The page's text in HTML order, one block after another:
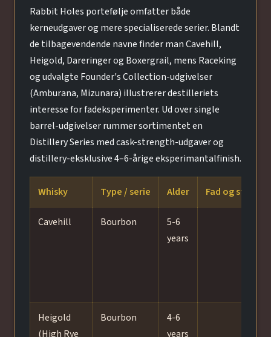
Rabbit Holes portefølje omfatter både
kerneudgaver og mere specialiserede serier. Blandt
de tilbagevendende navne finder man Cavehill,
Heigold, Dareringer og Boxergrail, mens Raceking
og udvalgte Founder's Collection-udgivelser
(Amburana, Mizunara) illustrerer destilleriets
interesse for fadeksperimenter. Ud over single
barrel-udgivelser rummer sortimentet en
Distillery Series med cask-strength-udgaver og
distillery-eksklusive 4–6-årige eksperimantalfinish.
Whisky Type / serie Alder Fad og stil
Cavehill Bourbon
5-6
years
Heigold
(High Rye
Bourbon
4-6
years